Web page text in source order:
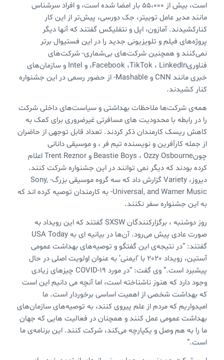
است، بیش از 55،000 بار امضا شده است، و افراد سرشناس
مانند مدیر عامل توییتر، جک دورسی، پیش‌تر از این کار
کنارکشیدند. آمازون، اپل و نتفلیکس گفتند که آنها دیگر
پروژه‌های فیلم و تلویزیونی جدید را در این فستیوال برتر
نمی‌کنند و همچنین شرکت‌های بی‌شماری- شرکت‌های
فناوریFacebook ،TikTok ، LinkedIn، و Intel و سازمان‌های
خبری مانند CNN و Mashable- از حضور رسمی در این جشنواره
کنار کشیدند.
همه‌ی شرکت‌ها ملاحظات بهداشتی و سیاست‌های داخلی شرکت
را در رابطه با محدودیت های مسافرتی غیرضروری برای کمک به
کاهش ریسک کارمندان ذکر کردند. تعداد قابل توجهی از حاضران
از جمله کارآفرین و نویسنده تیم فر ، و موسیقی دانانی
چونBeastie Boys ، Ozzy Osbourne و Trent Reznor اعلام
کرده بودند که دیگر نمی توانند در این جشنواره شرکت کنند.
دیروز، Variety گزارش داد که سه گروه موسیقی بزرگ- Sony,
Universal, and Warner Music- به کارمندان توصیه کرده اند که
به این جشنواره سفر نکنند.
روز دوشنبه ، برگزارکنندگان SXSW گفتند که این رویداد به
صورت عادی پیش می‌رود. آن‌ها در بیانیه ای به USA Today
گفتند: “در نتیجه‌ی این گفتگو و توصیه‌های بهداشت عمومی
آستین، رویداد 2020 با ‘ایمنی’ به عنوان اولویت اصلی در حال
پیشبرد است.” وی گفت: “در مورد COVID-19 چیزهای زیادی
وجود دارد که هنوز ناشناخته است، اما آنچه می دانیم این است
که بهداشت شخصی از اهمیت اساسی برخوردار است. ما
امیدواریم که مردم از علم پیروی کنند، به توصیه‌های سازمان‌های
بهداشت عمومی عمل کنند و همچنان در فعالیت هایی که جهان
ما را به هم وصل و یکپارچه می‌کند، شرکت کنند. این برنامه‌ی ما
است.”